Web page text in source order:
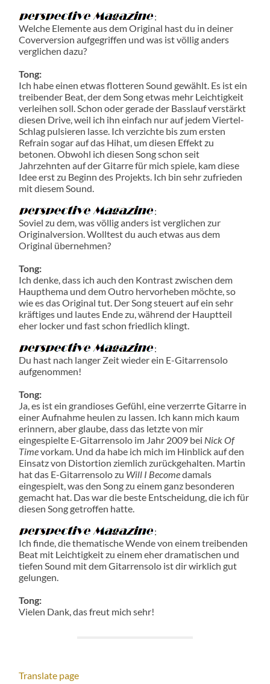
:
Welche Elemente aus dem Original hast du in deiner
Coverversion aufgegriffen und was ist völlig anders
verglichen dazu?
Tong:
Ich habe einen etwas flotteren Sound gewählt. Es ist ein
treibender Beat, der dem Song etwas mehr Leichtigkeit
verleihen soll. Schon oder gerade der Basslauf verstärkt
diesen Drive, weil ich ihn einfach nur auf jedem Viertel-
Schlag pulsieren lasse. Ich verzichte bis zum ersten
Refrain sogar auf das Hihat, um diesen Effekt zu
betonen. Obwohl ich diesen Song schon seit
Jahrzehnten auf der Gitarre für mich spiele, kam diese
Idee erst zu Beginn des Projekts. Ich bin sehr zufrieden
mit diesem Sound.
:
Soviel zu dem, was völlig anders ist verglichen zur
Originalversion. Wolltest du auch etwas aus dem
Original übernehmen?
Tong:
Ich denke, dass ich auch den Kontrast zwischen dem
Haupthema und dem Outro hervorheben möchte, so
wie es das Original tut. Der Song steuert auf ein sehr
kräftiges und lautes Ende zu, während der Hauptteil
eher locker und fast schon friedlich klingt.
:
Du hast nach langer Zeit wieder ein E-Gitarrensolo
aufgenommen!
Tong:
Ja, es ist ein grandioses Gefühl, eine verzerrte Gitarre in
einer Aufnahme heulen zu lassen. Ich kann mich kaum
erinnern, aber glaube, dass das letzte von mir
eingespielte E-Gitarrensolo im Jahr 2009 bei Nick Of
Timevorkam. Und da habe ich mich im Hinblick auf den
Einsatz von Distortion ziemlich zurückgehalten. Martin
hat das E-Gitarrensolo zu Will I Becomedamals
eingespielt, was den Song zu einem ganz besonderen
gemacht hat. Das war die beste Entscheidung, die ich für
diesen Song getroffen hatte.
:
Ich finde, die thematische Wende von einem treibenden
Beat mit Leichtigkeit zu einem eher dramatischen und
tiefen Sound mit dem Gitarrensolo ist dir wirklich gut
gelungen.
Tong:
Vielen Dank, das freut mich sehr!
Translate page